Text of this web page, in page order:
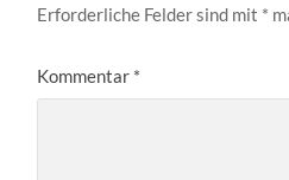
Erforderliche Felder sind mit *
Kommentar *